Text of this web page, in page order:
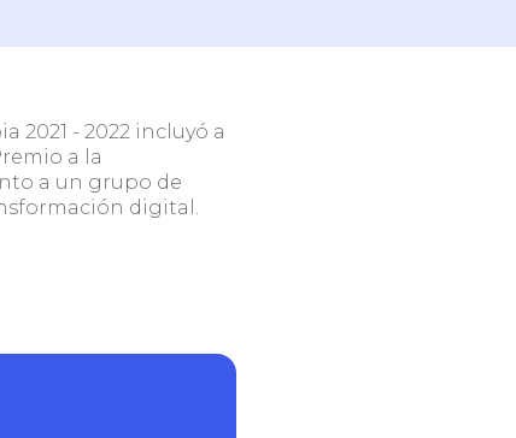
2021 - 2022 incluyó a
a la
a un grupo de
digital.